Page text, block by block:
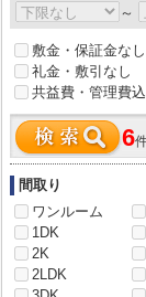
～
敷金・保証金なし
礼金・敷引なし
共益費・管理費
6
間取り
ワンルーム
1DK
2K
2LDK